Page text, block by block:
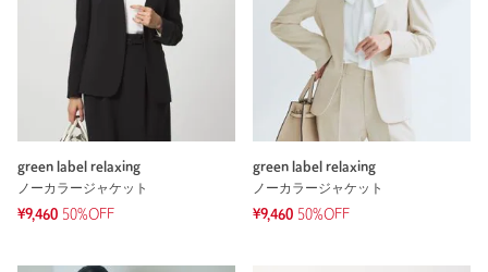
green label relaxing
ノーカラージャケット
¥9,460 50%OFF
green label relaxing
ノーカラージャケット
¥9,460 50%OFF